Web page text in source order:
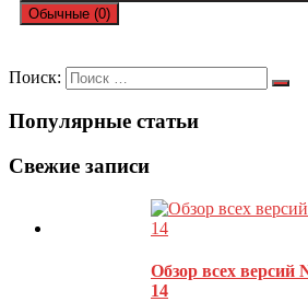
Обычные (0)
Оставить комментарий
Ваш адрес email не будет опубликован.
Поиск:
Популярные статьи
Свежие записи
Обзор всех версий
14